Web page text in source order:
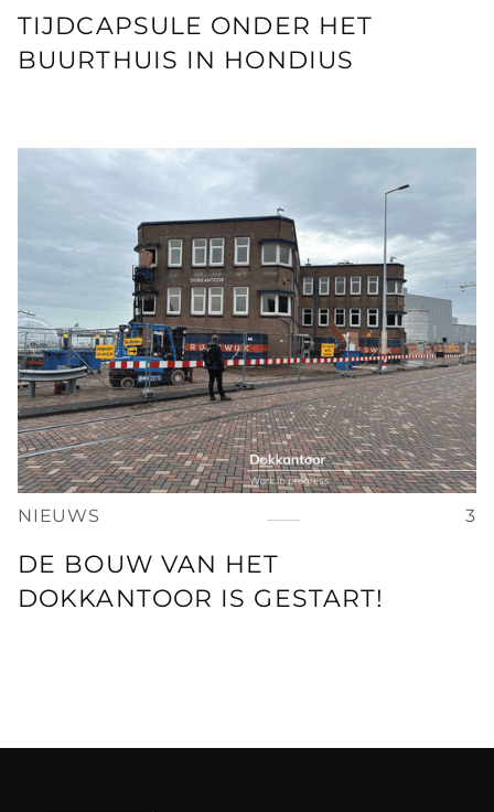
TIJDCAPSULE ONDER HET
BUURTHUIS IN HONDIUS
NIEUWS 3
DE BOUW VAN HET
DOKKANTOOR IS GESTART!